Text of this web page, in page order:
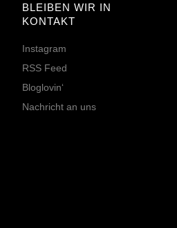
BLEIBEN WIR IN
KONTAKT
Instagram
RSS Feed
Bloglovin‘
Nachricht an uns